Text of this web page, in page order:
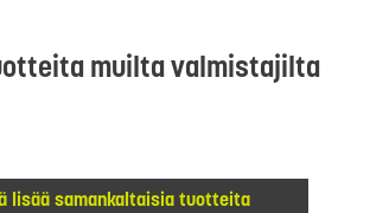
muilta valmistajilta
lisää samankaltaisia tuotteita